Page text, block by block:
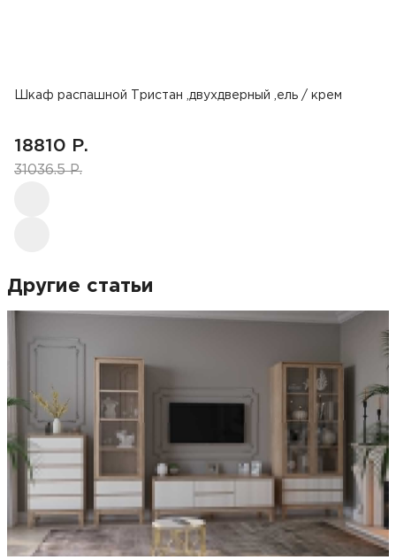
Шкаф распашной Тристан ,двухдверный ,ель / крем
18810 Р.
31036.5 Р.
Другие статьи